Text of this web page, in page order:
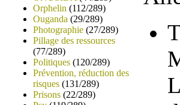
Orphelin (112/289)
Ouganda (29/289)
Photographie (27/289)
Pillage des ressources
(77/289)
Politiques (120/289)
Prévention, réduction des
risques (131/289)
Prisons (22/289)